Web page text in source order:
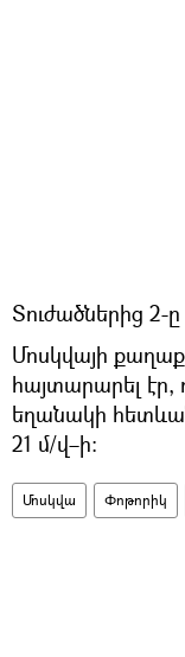
Տուժածներից 2-
Մոսկվայի
հայտարարել
եղանակի
21 մ/վ–ի։
Մոսկվա Փոթորիկ